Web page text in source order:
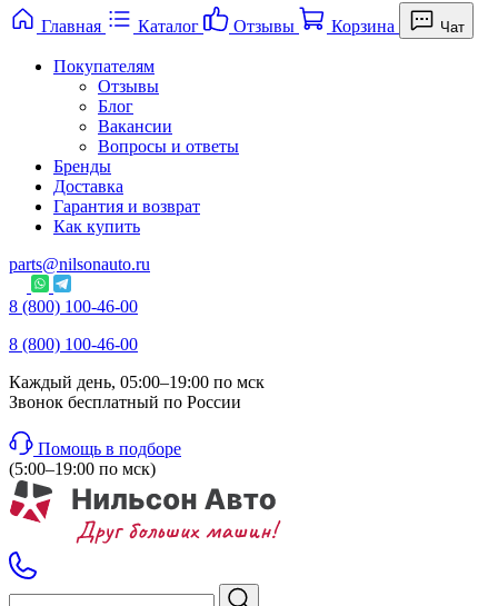
Главная Каталог Отзывы Корзина Чат
Покупателям
Отзывы
Блог
Вакансии
Вопросы и ответы
Бренды
Доставка
Гарантия и возврат
Как купить
parts@nilsonauto.ru
8 (800) 100-46-00
8 (800) 100-46-00
Каждый день, 05:00–19:00 по мск
Звонок бесплатный по России
Помощь в подборе
(5:00–19:00 по мск)